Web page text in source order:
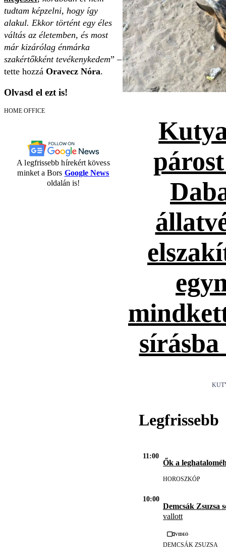
tudtam képzelni, hogy így
alakul. Ekkor történt egy éles
váltás az életemben, és most
már kizárólag énmárka
szakértőkként tevékenykedem” –
tette hozzá Oravecz Nóra.
Olvasd el ezt is!
HOME OFFICE
A legfrissebb hírekért kövess
minket a Bors Google News
oldalán is!
sírásba
Legfrissebb
11:00
Ők a
HOROSZKÓP
10:00
Demcsák Zsuzsa
vallott
Videó
DEMCSÁK ZSUZSA